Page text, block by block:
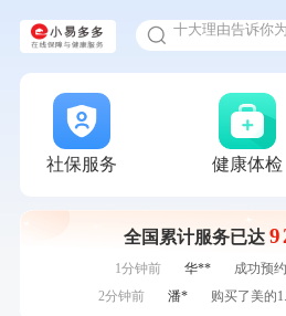
入职体检在线预
甲状腺癌怎么筛查
社保服务 健康体检
全国累计服务已达
7分钟前 叶**
成功预约了
7分钟前
成功预约
李**
购买了七年五季黑咖啡速
盒
刚刚 李**
购买了七年五季黑咖啡速
盒
1分钟前
莫**
成功预约
1分钟前
华**
成功预
2分钟前
潘*
购买了美的